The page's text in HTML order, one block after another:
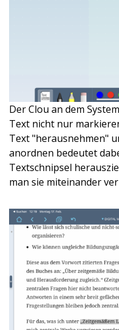
Der Clou an dem
Text nicht nur
Text "herausnehmen"
anordnen bedeutet
Textschnipsel
man sie miteinander